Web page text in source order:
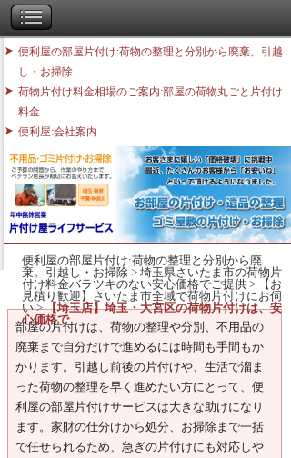
便利屋の部屋片付け:荷物の整理と分別から廃棄。引越
し・お掃除
荷物片付け料金相場のご案内:部屋の荷物丸ごと片付け
料金
便利屋:会社案内
便利屋の部屋片付け:荷物の整理と分別から廃
棄。引越し・お掃除 > 埼玉県さいたま市の荷物片
付け料金バラツキのない安心価格でご提供 >
【お
見積り歓迎】さいたま市全域で荷物片付けにお伺
い>【埼玉店】埼玉・大宮区の荷物片付けは、安
心価格で
部屋の片付けは、荷物の整理や分別、不用品の
廃棄まで自分だけで進めるには時間も手間もか
かります。引越し前後の片付けや、生活で溜ま
った荷物の整理を早く進めたい方にとって、便
利屋の部屋片付けサービスは大きな助けになり
ます。家財の仕分けから処分、お掃除まで一括
で任せられるため、急ぎの片付けにも対応しや